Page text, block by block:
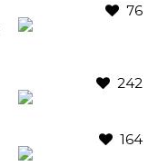
76
242
164